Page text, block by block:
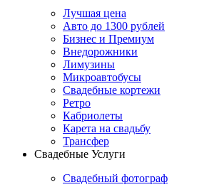
Лучшая цена
Авто до 1300 рублей
Бизнес и Премиум
Внедорожники
Лимузины
Микроавтобусы
Свадебные кортежи
Ретро
Кабриолеты
Карета на свадьбу
Трансфер
Свадебные Услуги
Свадебный фотограф